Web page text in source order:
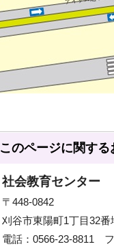
このページに関する
社会教育センター
〒448-0842
刈谷市東陽町1丁目32番
電話：0566-23-8811